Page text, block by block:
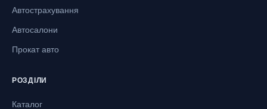
Автострахування
Автосалони
Прокат авто
РОЗДІЛИ
Каталог